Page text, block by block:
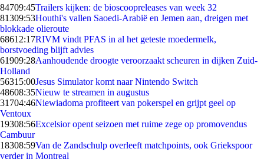
84709:45Trailers kijken: de bioscoopreleases van week 32
81309:53Houthi's vallen Saoedi-Arabië en Jemen aan, dreigen met
blokkade olieroute
68612:17RIVM vindt PFAS in al het geteste moedermelk,
borstvoeding blijft advies
61909:28Aanhoudende droogte veroorzaakt scheuren in dijken Zuid-
Holland
56315:00Jesus Simulator komt naar Nintendo Switch
48608:35Nieuw te streamen in augustus
31704:46Niewiadoma profiteert van pokerspel en grijpt geel op
Ventoux
19308:56Excelsior opent seizoen met ruime zege op promovendus
Cambuur
18308:59Van de Zandschulp overleeft matchpoints, ook Griekspoor
verder in Montreal